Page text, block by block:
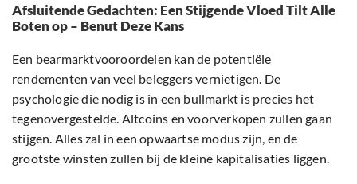
Afsluitende Gedachten: Een Stijgende Vloed Tilt Alle
Boten op – Benut Deze Kans
Een bearmarktvooroordelen kan de potentiële
rendementen van veel beleggers vernietigen. De
psychologie die nodig is in een bullmarkt is precies het
tegenovergestelde. Altcoins en voorverkopen zullen gaan
stijgen. Alles zal in een opwaartse modus zijn, en de
grootste winsten zullen bij de kleine kapitalisaties liggen.